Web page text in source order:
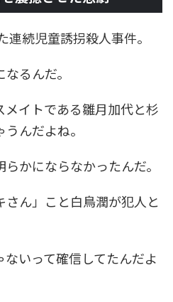
続児童誘拐殺人事件。
るんだ。
メイトである雛月加代と杉
んだよね。
かにならなかったんだ。
ん」こと白鳥潤が犯人と
いって確信してたんだよ